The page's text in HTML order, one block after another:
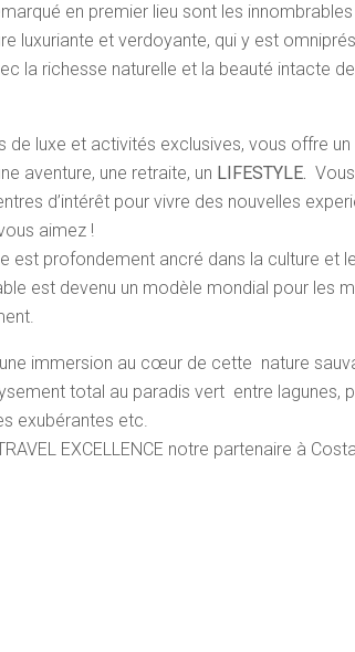
en premier lieu sont les
luxuriante et verdoyante, qui y est
la richesse naturelle et la beauté intacte
de luxe et activités exclusives, vous offre
aventure, une retraite, un LIFESTYLE.
d’intérêt pour vivre des nouvelles
aimez !
est profondement ancré dans la culture et
est devenu un modèle mondial pour les
immersion au cœur de cette nature
total au paradis vert entre lagunes,
exubérantes etc.
EXCELLENCE notre partenaire à